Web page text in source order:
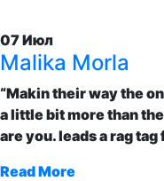
07Июл
Malika Morla
“Makin their way the
a little bit more than
are you. leads a rag
Read More